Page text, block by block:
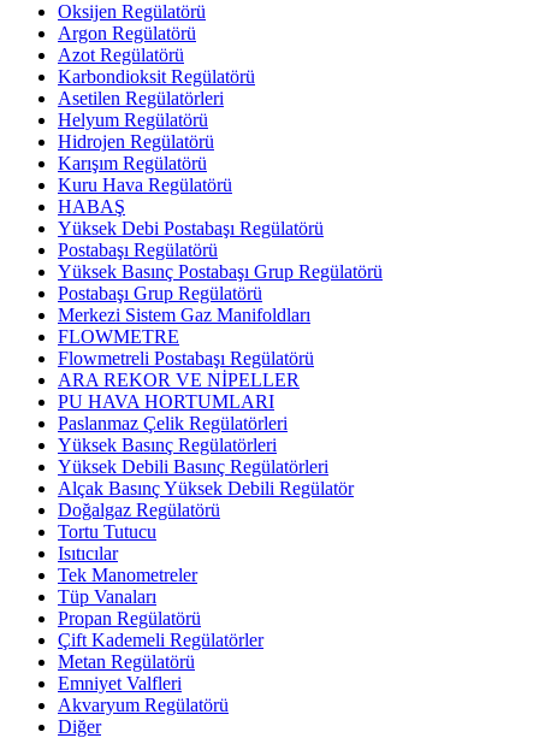
Oksijen Regülatörü
Argon Regülatörü
Azot Regülatörü
Karbondioksit Regülatörü
Asetilen Regülatörleri
Helyum Regülatörü
Hidrojen Regülatörü
Karışım Regülatörü
Kuru Hava Regülatörü
HABAŞ
Yüksek Debi Postabaşı Regülatörü
Postabaşı Regülatörü
Yüksek Basınç Postabaşı Grup Regülatörü
Postabaşı Grup Regülatörü
Merkezi Sistem Gaz Manifoldları
FLOWMETRE
Flowmetreli Postabaşı Regülatörü
ARA REKOR VE NİPELLER
PU HAVA HORTUMLARI
Paslanmaz Çelik Regülatörleri
Yüksek Basınç Regülatörleri
Yüksek Debili Basınç Regülatörleri
Alçak Basınç Yüksek Debili Regülatör
Doğalgaz Regülatörü
Tortu Tutucu
Isıtıcılar
Tek Manometreler
Tüp Vanaları
Propan Regülatörü
Çift Kademeli Regülatörler
Metan Regülatörü
Emniyet Valfleri
Akvaryum Regülatörü
Diğer